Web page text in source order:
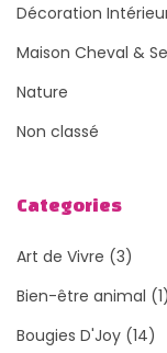
Décoration
Maison Cheval &
Nature
Non classé
Categories
Art de Vivre (3)
Bien-être animal (1)
Bougies D'Joy (14)